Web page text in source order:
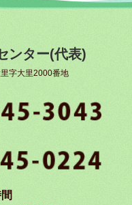
ンター(代表)
字大里2000番地